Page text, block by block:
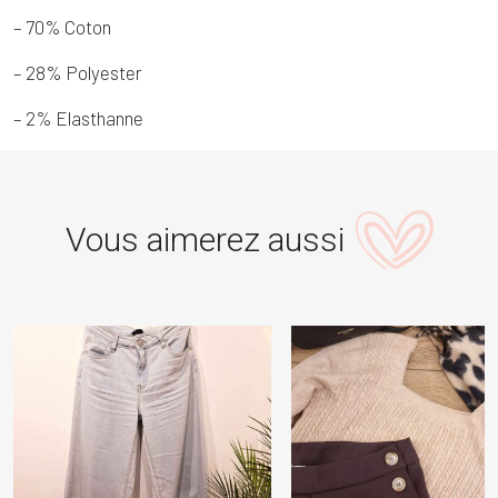
– 70% Coton
– 28% Polyester
– 2% Elasthanne
Vous aimerez aussi